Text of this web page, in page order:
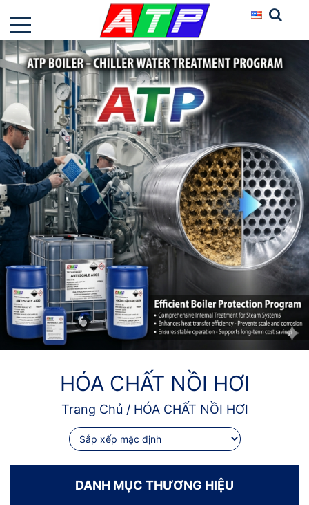
HÓA CHẤT NỒI HƠI
Trang Chủ / HÓA CHẤT NỒI HƠI
DANH MỤC THƯƠNG HIỆU